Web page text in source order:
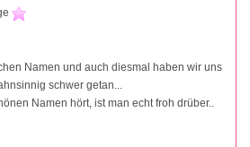
Namen und auch diesmal haben wir uns
schwer getan...
Namen hört, ist man echt froh drüber..